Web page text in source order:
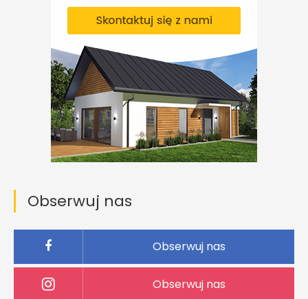
Obserwuj nas
Obserwuj nas
Obserwuj nas